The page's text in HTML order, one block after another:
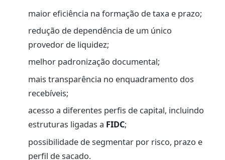
maior eficiência na formação de taxa e prazo;
redução de dependência de um único
provedor de liquidez;
melhor padronização documental;
mais transparência no enquadramento dos
recebíveis;
acesso a diferentes perfis de capital, incluindo
estruturas ligadas a FIDC;
possibilidade de segmentar por risco, prazo e
perfil de sacado.